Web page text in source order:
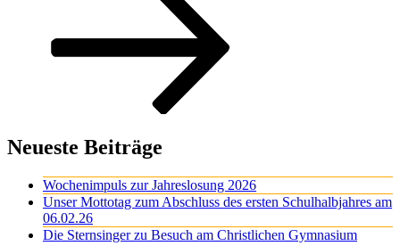
Neueste Beiträge
Wochenimpuls zur Jahreslosung 2026
Unser Mottotag zum Abschluss des ersten Schulhalbjahres am
06.02.26
Die Sternsinger zu Besuch am Christlichen Gymnasium